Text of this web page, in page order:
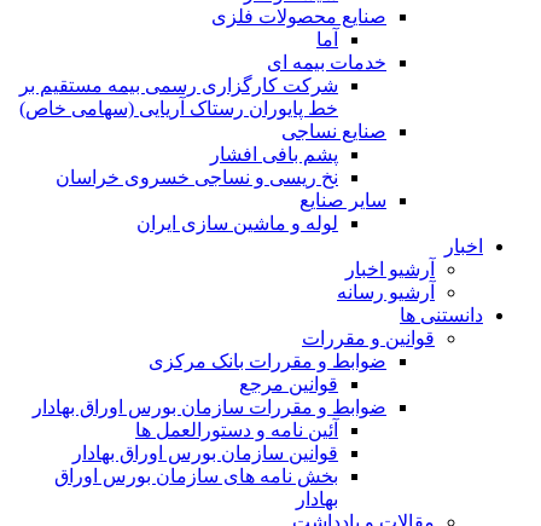
صنایع محصولات فلزی
آما
خدمات بیمه ای
شرکت کارگزاری رسمی بیمه مستقیم بر
خط پایوران رستاک آریایی (سهامی خاص)
صنایع نساجی
پشم بافی افشار
نخ ریسی و نساجی خسروی خراسان
سایر صنایع
لوله و ماشین سازی ایران
اخبار
آرشیو اخبار
آرشیو رسانه
دانستنی ها
قوانین و مقررات
ضوابط و مقررات بانک مرکزی
قوانين مرجع
ضوابط و مقررات سازمان بورس اوراق بهادار
آئین نامه و دستورالعمل ها
قوانین سازمان بورس اوراق بهادار
بخش نامه های سازمان بورس اوراق
بهادار